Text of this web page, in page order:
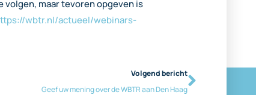
volgen, maar tevoren opgeven is
wbtr.nl/actueel/webinars-
Volgend bericht
Geef uw mening over de WBTR aan Den Haag